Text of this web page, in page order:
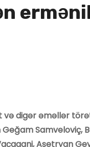
digər əməllər
Samveloviç,
Asetryan